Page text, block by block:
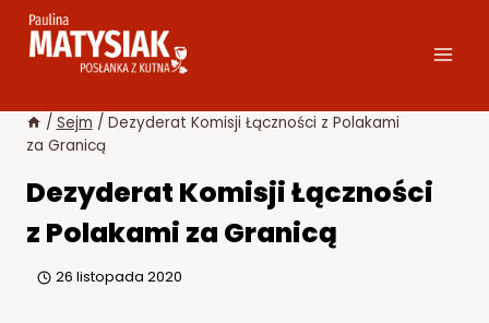
Przejdź
/ Sejm / Dezyderat Komisji Łączności z Polakami
za Granicą
Dezyderat Komisji Łączności
z Polakami za Granicą
26 listopada 2020